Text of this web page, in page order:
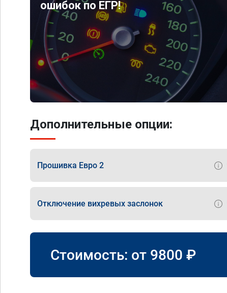
ошибок по ЕГР!
Дополнительные опции:
Прошивка Евро 2
Отключение вихревых заслонок
Стоимость: от 9800 ₽